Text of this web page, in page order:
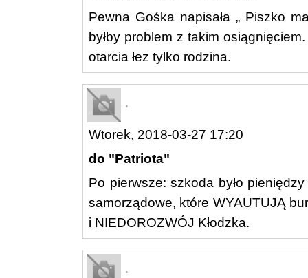
Pewna Gośka napisała „ Piszko
byłby problem z takim
otarcia łez tylko rodzina.
.
Wtorek, 2018-03-27 17:20
do "Patriota"
Po pierwsze: szkoda było
samorządowe, które WYAUTUJĄ
i NIEDOROZWÓJ Kłodzka.
.